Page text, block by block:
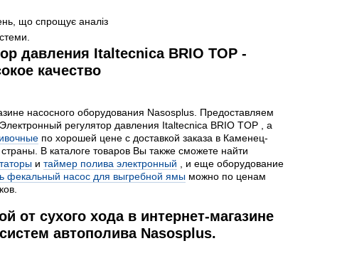
що спрощує аналіз
давления Italtecnica BRIO TOP -
качество
насосного оборудования Nasosplus. Предоставляем
регулятор давления Italtecnica BRIO TOP , а
по хорошей цене с доставкой заказа в Каменец-
В каталоге товаров Вы также сможете найти
и таймер полива электронный , и еще оборудование
фекальный насос для выгребной ямы можно по ценам
от сухого хода в интернет-магазине
автополива Nasosplus.